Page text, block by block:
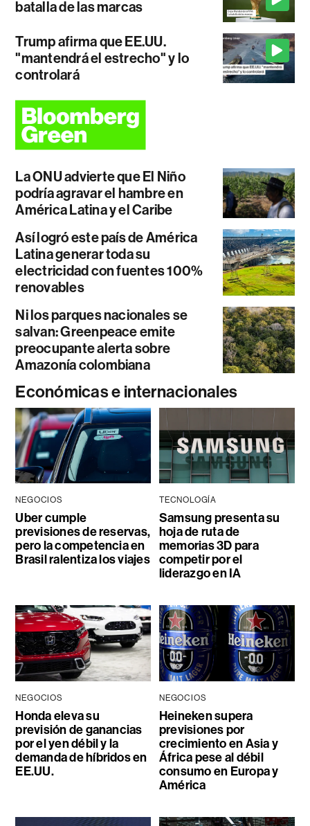
batalla de las marcas
Trump afirma que EE.UU.
"mantendrá el estrecho" y lo
controlará
La ONU advierte que El Niño
podría agravar el hambre en
América Latina y el Caribe
Así logró este país de América
Latina generar toda su
electricidad con fuentes 100%
renovables
Ni los parques nacionales se
salvan: Greenpeace emite
preocupante alerta sobre
Amazonía colombiana
Económicas e internacionales
NEGOCIOS
Uber cumple
previsiones de reservas,
pero la competencia en
Brasil ralentiza los viajes
TECNOLOGÍA
Samsung presenta su
hoja de ruta de
memorias 3D para
competir por el
liderazgo en IA
NEGOCIOS
Honda eleva su
previsión de ganancias
por el yen débil y la
demanda de híbridos en
EE.UU.
NEGOCIOS
Heineken supera
previsiones por
crecimiento en Asia y
África pese al débil
consumo en Europa y
América